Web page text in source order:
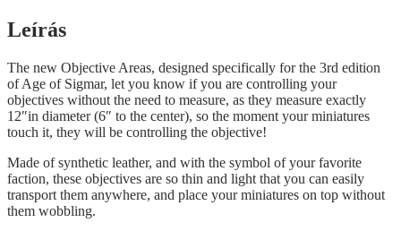
Leírás
The new Objective Areas, designed specifically for the 3rd edition
of Age of Sigmar, let you know if you are controlling your
objectives without the need to measure, as they measure exactly
12″in diameter (6″ to the center), so the moment your miniatures
touch it, they will be controlling the objective!
Made of synthetic leather, and with the symbol of your favorite
faction, these objectives are so thin and light that you can easily
transport them anywhere, and place your miniatures on top without
them wobbling.